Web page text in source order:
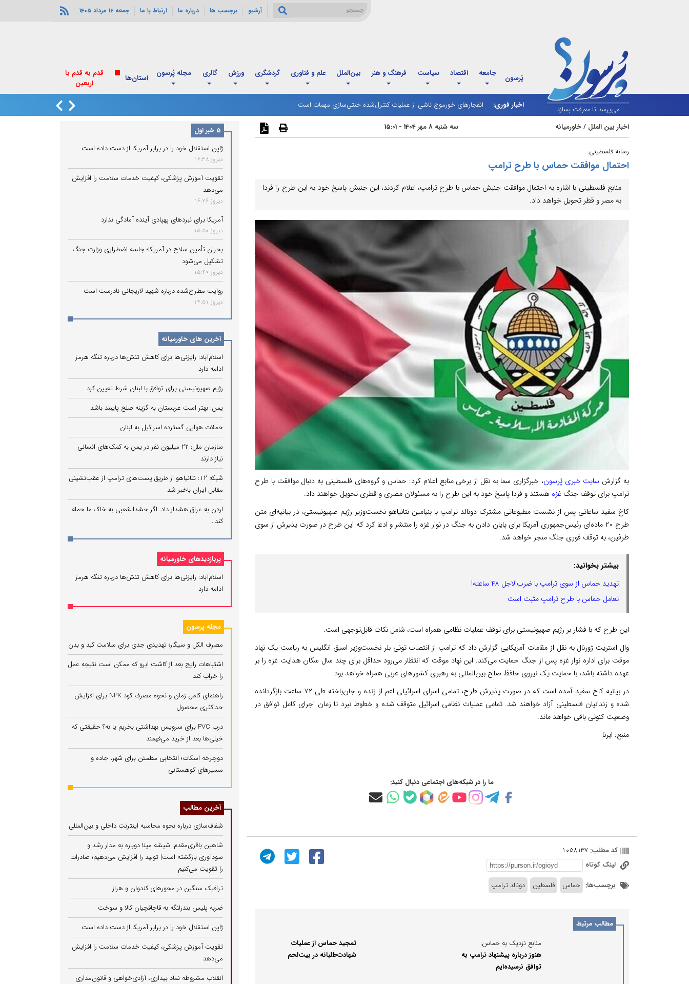
آرشیو برچسب ها درباره ما ارتباط با ما جمعه 16 مرداد 1405
می‌پرسد تا معرفت بسازد
پُرسون جامعه اقتصاد سیاست فرهنگ و هنر بین‌الملل علم و فناوری گردشگری ورزش گالری مجله پُرسون استان‌ها
قدم به قدم با
اربعین
اخبار فوری:
انفجارهای خورموج ناشی از عملیات کنترل‌شده خنثی‌سازی مهمات است
دور سوم مذاکرات لبنان و رژیم صهیونیستی در رم آغاز شد
اخبار بین الملل /خاورمیانه سه شنبه 8 مهر 1404 - 15:01
رسانه فلسطینی:
احتمال موافقت حماس با طرح ترامپ
منابع فلسطینی با اشاره به احتمال موافقت جنبش حماس با طرح ترامپ، اعلام کردند، این جنبش پاسخ خود به این طرح را فردا
به مصر و قطر تحویل خواهد داد.
به گزارش سایت خبری پُرسون، خبرگزاری سما به نقل از برخی منابع اعلام کرد: حماس و گروه‌های فلسطینی به دنبال موافقت با طرح
ترامپ برای توقف جنگ غزه هستند و فردا پاسخ خود به این طرح را به مسئولان مصری و قطری تحویل خواهند داد.
کاخ سفید ساعاتی پس از نشست مطبوعاتی مشترک دونالد ترامپ با بنیامین نتانیاهو نخست‌وزیر رژیم صهیونیستی، در بیانیه‌ای متن
طرح ۲۰ ماده‌ای رئیس‌جمهوری آمریکا برای پایان دادن به جنگ در نوار غزه را منتشر و ادعا کرد که این طرح در صورت پذیرش از سوی
طرفین، به توقف فوری جنگ منجر خواهد شد.
بیشتر بخوانید:
تهدید حماس از سوی ترامپ با ضرب‌الاجل ۴۸ ساعته!
تعامل حماس با طرح ترامپ مثبت است
این طرح که با فشار بر رژیم صهیونیستی برای توقف عملیات نظامی همراه است، شامل نکات قابل‌توجهی است.
وال استریت ژورنال به نقل از مقامات آمریکایی گزارش داد که ترامپ از انتصاب تونی بلر نخست‌وزیر اسبق انگلیس به ریاست یک نهاد
موقت برای اداره نوار غزه پس از جنگ حمایت می‌کند. این نهاد موقت که انتظار می‌رود حداقل برای چند سال سکان هدایت غزه را بر
عهده داشته باشد، با حمایت یک نیروی حافظ صلح بین‌المللی به رهبری کشورهای عربی همراه خواهد بود.
در بیانیه کاخ سفید آمده است که در صورت پذیرش طرح، تمامی اسرای اسرائیلی اعم از زنده و جان‌باخته طی ۷۲ ساعت بازگردانده
شده و زندانیان فلسطینی آزاد خواهند شد. تمامی عملیات نظامی اسرائیل متوقف شده و خطوط نبرد تا زمان اجرای کامل توافق در
وضعیت کنونی باقی خواهد ماند.
منبع: ایرنا
ما را در شبکه‌های اجتماعی دنبال کنید:
کد مطلب: 1058137
لینک کوتاه
برچسب‌ها: حماس فلسطین دونالد ترامپ
مطالب مرتبط
منابع نزدیک به حماس:
هنوز درباره پیشنهاد ترامپ به
توافق نرسیده‌ایم
تمجید حماس از عملیات
شهادت‌طلبانه در بیت‌لحم
5 خبر اول
ژاپن استقلال خود را در برابر آمریکا از دست داده است
دیروز 16:38
تقویت آموزش پزشکی، کیفیت خدمات سلامت را افزایش
می‌دهد
دیروز 16:26
آمریکا برای نبردهای پهپادی آینده آمادگی ندارد
دیروز 15:50
بحران تأمین سلاح در آمریکا؛ جلسه اضطراری وزارت جنگ
تشکیل می‌شود
دیروز 15:40
روایت مطرح‌شده درباره شهید لاریجانی نادرست است
دیروز 14:51
آخرین های خاورمیانه
اسلام‌آباد: رایزنی‌ها برای کاهش تنش‌ها درباره تنگه هرمز
ادامه دارد
رژیم صهیونیستی برای توافق با لبنان شرط تعیین کرد
یمن: بهتر است عربستان به گزینه صلح پایبند باشد
حملات هوایی گسترده اسرائیل به لبنان
سازمان ملل: ۲۲ میلیون نفر در یمن به کمک‌های انسانی
نیاز دارند
شبکه ۱۲: نتانیاهو از طریق پست‌های ترامپ از عقب‌نشینی
مقابل ایران باخبر شد
اردن به عراق هشدار داد: اگر حشدالشعبی به خاک ما حمله
کند...
پربازدیدهای خاورمیانه
اسلام‌آباد: رایزنی‌ها برای کاهش تنش‌ها درباره تنگه هرمز
ادامه دارد
مجله پرسون
مصرف الکل و سیگار؛ تهدیدی جدی برای سلامت کبد و بدن
اشتباهات رایج بعد از کاشت ابرو که ممکن است نتیجه عمل
را خراب کند
راهنمای کامل زمان و نحوه مصرف کود NPK برای افزایش
حداکثری محصول
درب PVC برای سرویس بهداشتی بخریم یا نه؟ حقیقتی که
خیلی‌ها بعد از خرید می‌فهمند
دوچرخه اسکات؛ انتخابی مطمئن برای شهر، جاده و
مسیرهای کوهستانی
آخرین مطالب
شفاف‌سازی درباره نحوه محاسبه اینترنت داخلی و بین‌المللی
شاهین باقری‌مقدم: شیشه مینا دوباره به مدار رشد و
سودآوری بازگشته است| تولید را افزایش می‌دهیم؛ صادرات
را تقویت می‌کنیم
ترافیک سنگین در محورهای کندوان و هراز
ضربه پلیس بندرلنگه به قاچاقچیان کالا و سوخت
ژاپن استقلال خود را در برابر آمریکا از دست داده است
تقویت آموزش پزشکی، کیفیت خدمات سلامت را افزایش
می‌دهد
انقلاب مشروطه نماد بیداری، آزادی‌خواهی و قانون‌مداری